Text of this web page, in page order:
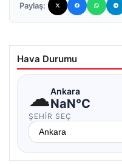
Paylaş:
Hava Durumu
☁Ankara
NaN°C
ŞEHIR SEÇ